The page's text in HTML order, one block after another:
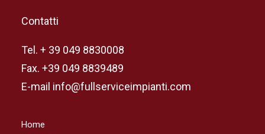
Contatti
Tel. + 39 049 8830008
Fax. +39 049 8839489
E-mail info@fullserviceimpianti.com
Home